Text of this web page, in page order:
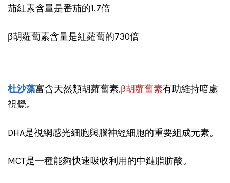
茄紅素含量是番茄的1.7倍
β胡蘿蔔素含量是紅蘿蔔的730倍
杜沙藻富含天然類胡蘿蔔素,β胡蘿蔔素有助維持暗處
視覺。
DHA是視網感光細胞與腦神經細胞的重要組成元素。
MCT是一種能夠快速吸收利用的中鏈脂肪酸。